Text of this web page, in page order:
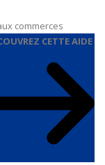
commerces
CETTE AIDE